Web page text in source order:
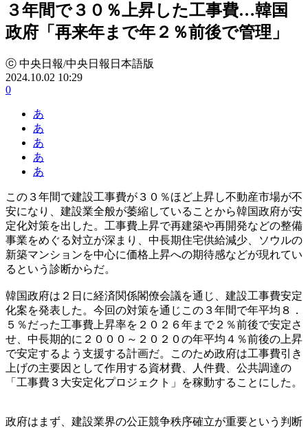
３年間で３０％上昇した工事費…韓国
政府「再来年まで年２％前後で管理」
ⓒ 中央日報/中央日報日本語版
2024.10.02 10:29
0
あ
あ
あ
あ
あ
この３年間で建設工事費が３０％ほど上昇し不動産市場が不
安になり、建設業全般が萎縮していることから韓国政府が安
定化対策を出した。工事費上昇で再建築や再開発などの整備
事業をめぐる対立が深まり、中長期住宅供給減少、ソウルの
新築マンションを中心に価格上昇への期待感などが現れてい
るという診断からだ。
韓国政府は２日に経済関係閣僚会議を通じ、建設工事費安定
化案を発表した。今回の対策を通じこの３年間で年平均８．
５％だった工事費上昇率を２０２６年まで２％前後で安定さ
せ、中長期的に２０００～２０２０の年平均４％前後の上昇
で安定するよう支援する計画だ。このため政府は工事費引き
上げの主要因として作用する資材費、人件費、公共調達の
「工事費３大安定化プロジェクト」を稼動することにした。
政府はまず、建設業界の公正競争秩序確立が重要という判断